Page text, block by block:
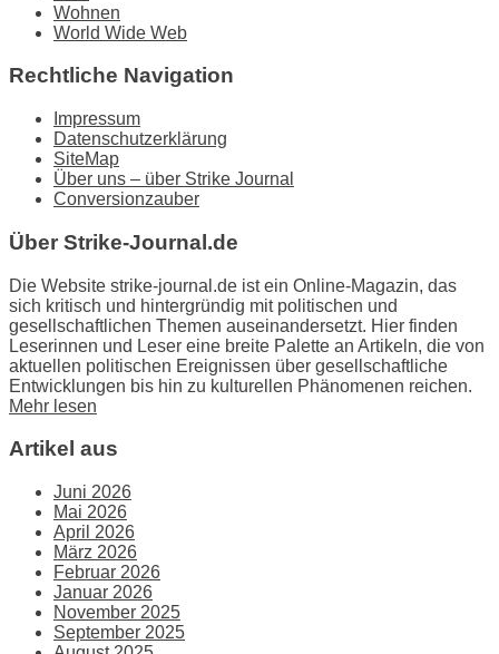
Wohnen
World Wide Web
Rechtliche Navigation
Impressum
Datenschutzerklärung
SiteMap
Über uns – über Strike Journal
Conversionzauber
Über Strike-Journal.de
Die Website strike-journal.de ist ein Online-Magazin, das
sich kritisch und hintergründig mit politischen und
gesellschaftlichen Themen auseinandersetzt. Hier finden
Leserinnen und Leser eine breite Palette an Artikeln, die von
aktuellen politischen Ereignissen über gesellschaftliche
Entwicklungen bis hin zu kulturellen Phänomenen reichen.
Mehr lesen
Artikel aus
Juni 2026
Mai 2026
April 2026
März 2026
Februar 2026
Januar 2026
November 2025
September 2025